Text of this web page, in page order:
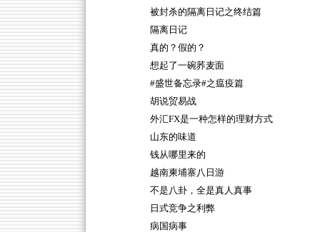
被封杀的隔离日记之终结篇
隔离日记
真的？假的？
想起了一碗荞麦面
#盛世备忘录#之瘟疫篇
胡说贸易战
外汇FX是一种怎样的理财方式
山东的味道
钱从哪里来的
越南柬埔寨八日游
不是八卦，全是真人真事
日式竞争之利弊
病国病事